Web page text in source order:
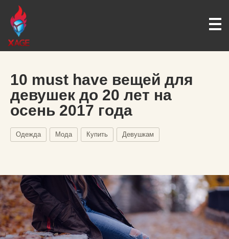
10 must have вещей для
девушек до 20 лет на
осень 2017 года
Одежда Мода Купить Девушкам